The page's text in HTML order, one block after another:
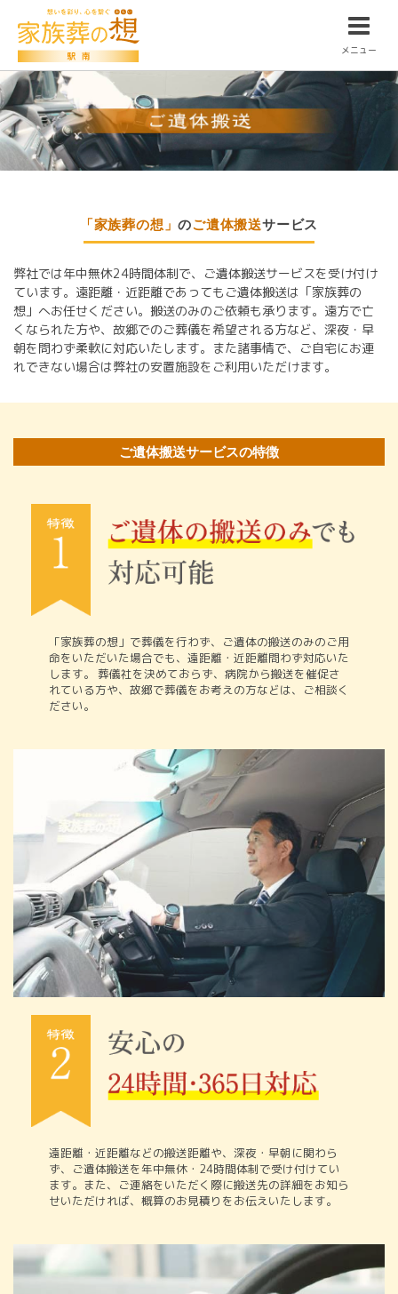
メニュー
「家族葬の想」のご遺体搬送サービス
弊社では年中無休24時間体制で、ご遺体搬送サービスを受け付け
ています。遠距離・近距離であってもご遺体搬送は「家族葬の
想」へお任せください。搬送のみのご依頼も承ります。遠方で亡
くなられた方や、故郷でのご葬儀を希望される方など、深夜・早
朝を問わず柔軟に対応いたします。また諸事情で、ご自宅にお連
れできない場合は弊社の安置施設をご利用いただけます。
ご遺体搬送サービスの特徴
「家族葬の想」で葬儀を行わず、ご遺体の搬送のみのご用
命をいただいた場合でも、遠距離・近距離問わず対応いた
します。 葬儀社を決めておらず、病院から搬送を催促さ
れている方や、故郷で葬儀をお考えの方などは、ご相談く
ださい。
遠距離・近距離などの搬送距離や、深夜・早朝に関わら
ず、ご遺体搬送を年中無休・24時間体制で受け付けてい
ます。また、ご連絡をいただく際に搬送先の詳細をお知ら
せいただければ、概算のお見積りをお伝えいたします。